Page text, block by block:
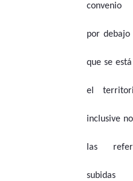
convenio
por
que se
el
inclusive
las
subidas